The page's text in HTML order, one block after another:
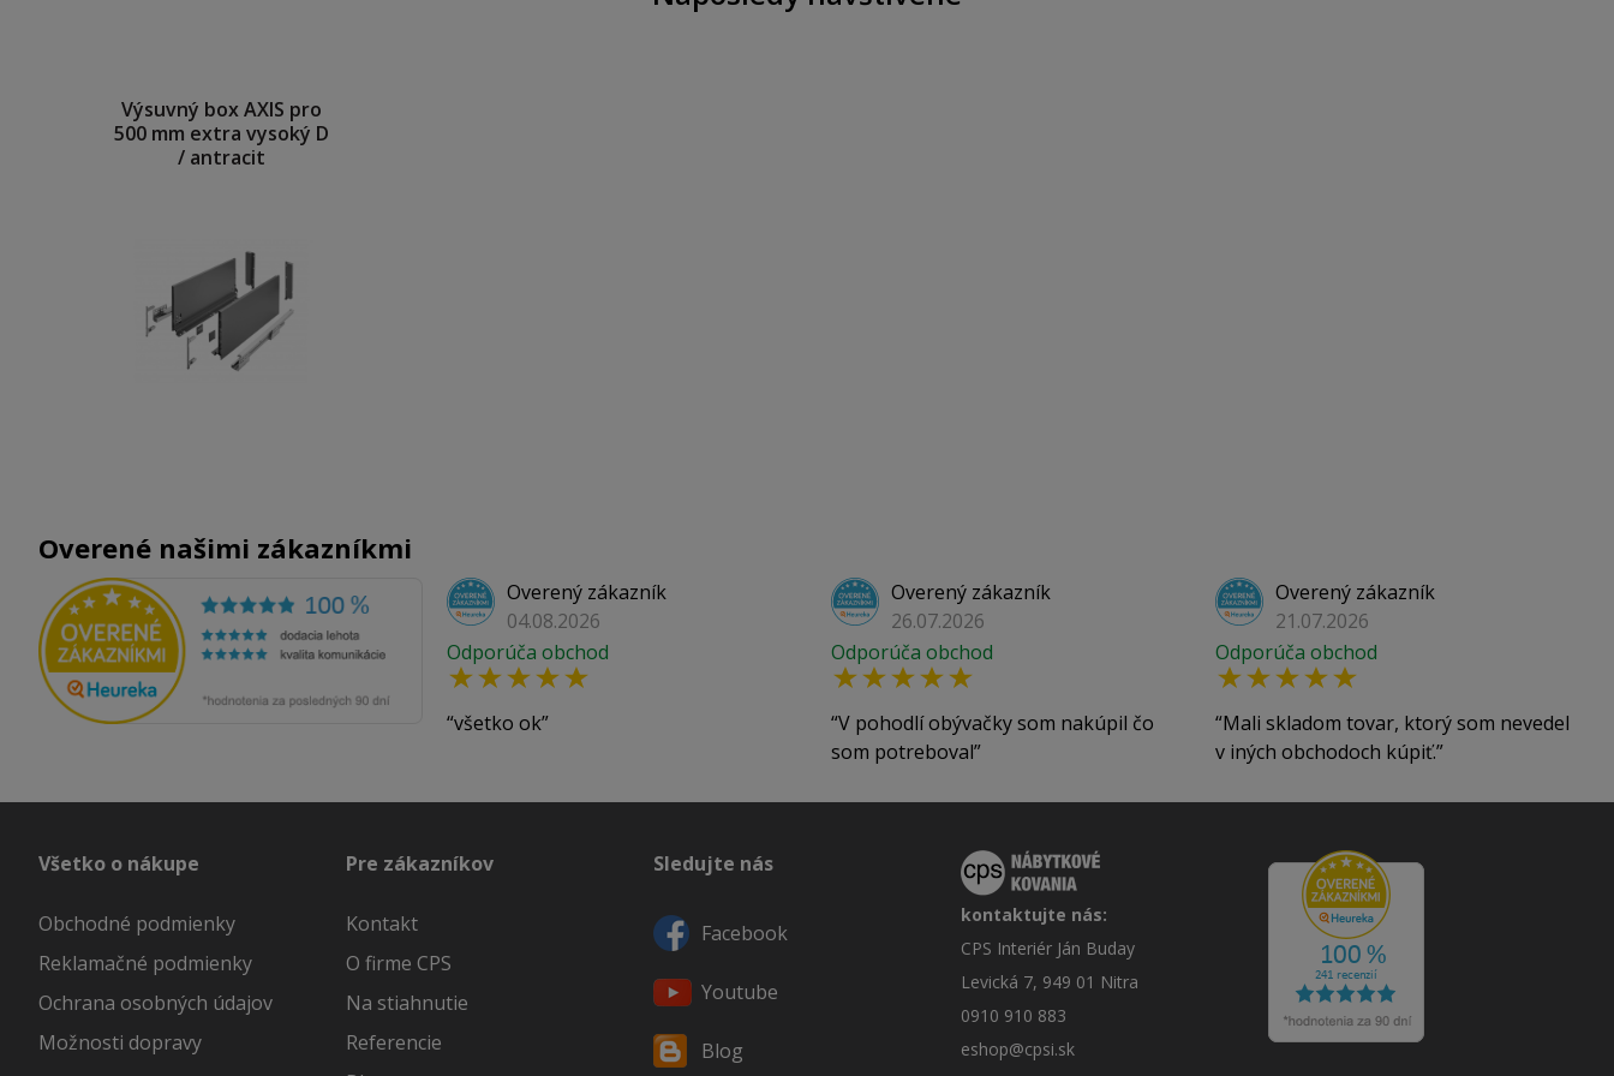
Výsuvný box AXIS pro
500 mm extra vysoký D
/ antracit
Overené našimi zákazníkmi
Overený zákazník
04.08.2026
Odporúča obchod
všetko ok
Overený zákazník
26.07.2026
Odporúča obchod
V pohodlí obývačky som nakúpil čo
som potreboval
Overený zákazník
21.07.2026
Odporúča obchod
Mali skladom tovar, ktorý som nevedel
v iných obchodoch kúpiť.
Všetko o nákupe
Obchodné podmienky
Reklamačné podmienky
Ochrana osobných údajov
Možnosti dopravy
Pre zákazníkov
Kontakt
O firme CPS
Na stiahnutie
Referencie
Sledujte nás
Facebook
Youtube
Blog
kontaktujte nás:
CPS Interiér Ján Buday
Levická 7, 949 01 Nitra
0910 910 883
eshop@cpsi.sk